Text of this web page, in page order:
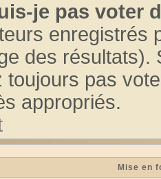
je pas voter
enregistrés
des
toujours pas
appropriés.
Mise en